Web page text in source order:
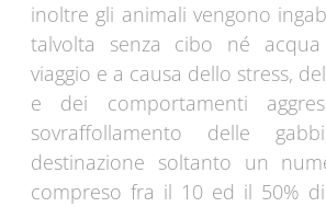
inoltre gli animali vengono
talvolta senza cibo né
viaggio e a causa dello stress,
e dei comportamenti
sovraffollamento delle
destinazione soltanto un
compreso fra il 10 ed il 50%